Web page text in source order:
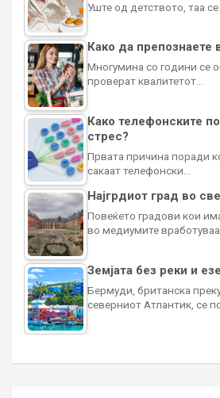
Уште од детството, таа
Како да препознаете
Многумина со години се
проверат квалитетот…
Како телефонските
стрес?
Првата причина поради
сакаат телефонски…
Најгрдиот град во
Повеќето градови кои
во медиумите
Земјата без реки и
Бермуди, британска
северниот Атлантик, се